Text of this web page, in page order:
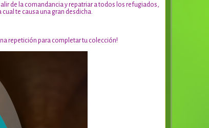
de la comandancia y repatriar a todos los refugiados,
te causa una gran desdicha.
repetición para completar tu colección!